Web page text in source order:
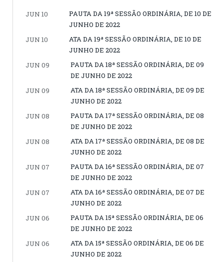
JUN 10
PAUTA DA 19ª SESSÃO ORDINÁRIA, DE 10 DE
JUNHO DE 2022
JUN 10
ATA DA 19ª SESSÃO ORDINÁRIA, DE 10 DE
JUNHO DE 2022
JUN 09
PAUTA DA 18ª SESSÃO ORDINÁRIA, DE 09
DE JUNHO DE 2022
JUN 09
ATA DA 18ª SESSÃO ORDINÁRIA, DE 09 DE
JUNHO DE 2022
JUN 08
PAUTA DA 17ª SESSÃO ORDINÁRIA, DE 08
DE JUNHO DE 2022
JUN 08
ATA DA 17ª SESSÃO ORDINÁRIA, DE 08 DE
JUNHO DE 2022
JUN 07
PAUTA DA 16ª SESSÃO ORDINÁRIA, DE 07
DE JUNHO DE 2022
JUN 07
ATA DA 16ª SESSÃO ORDINÁRIA, DE 07 DE
JUNHO DE 2022
JUN 06
PAUTA DA 15ª SESSÃO ORDINÁRIA, DE 06
DE JUNHO DE 2022
JUN 06
ATA DA 15ª SESSÃO ORDINÁRIA, DE 06 DE
JUNHO DE 2022